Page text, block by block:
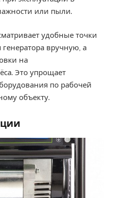
или пыли.
удобные точки
вручную, а
на
Это упрощает
по рабочей
объекту.